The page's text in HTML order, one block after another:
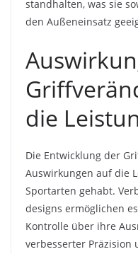
standhalten, was sie
den Außeneinsatz
die
Die Entwicklung der
Auswirkungen auf die
Sportarten gehabt.
designs ermöglichen
Kontrolle über ihre
verbesserter Präzision